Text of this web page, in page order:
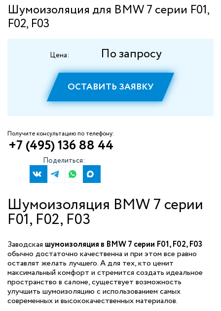
Шумоизоляция для BMW 7 серии F01,
F02, F03
Цена: По запросу
ОСТАВИТЬ ЗАЯВКУ
Получите консультацию по телефону:
+7 (495) 136 88 44
Поделиться:
Шумоизоляция BMW 7 серии
F01, F02, F03
Заводская шумоизоляция в BMW 7 серии F01, F02, F03
обычно достаточно качественна и при этом все равно
оставлят желать лучшего. А для тех, кто ценит
максимальный комфорт и стремится создать идеальное
пространство в салоне, существует возможность
улучшить шумоизоляцию с использованием самых
современных и высококачественных материалов.